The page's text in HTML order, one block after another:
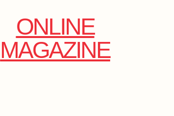
ONLINE
MAGAZINE